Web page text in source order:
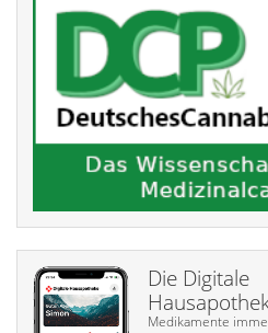
Die Digitale
Medikamente